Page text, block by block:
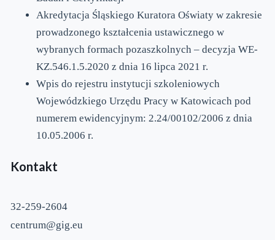
Akredytacja Śląskiego Kuratora Oświaty w zakresie
prowadzonego kształcenia ustawicznego w
wybranych formach pozaszkolnych – decyzja WE-
KZ.546.1.5.2020 z dnia 16 lipca 2021 r.
Wpis do rejestru instytucji szkoleniowych
Wojewódzkiego Urzędu Pracy w Katowicach pod
numerem ewidencyjnym: 2.24/00102/2006 z dnia
10.05.2006 r.
Kontakt
32-259-2604
centrum@gig.eu